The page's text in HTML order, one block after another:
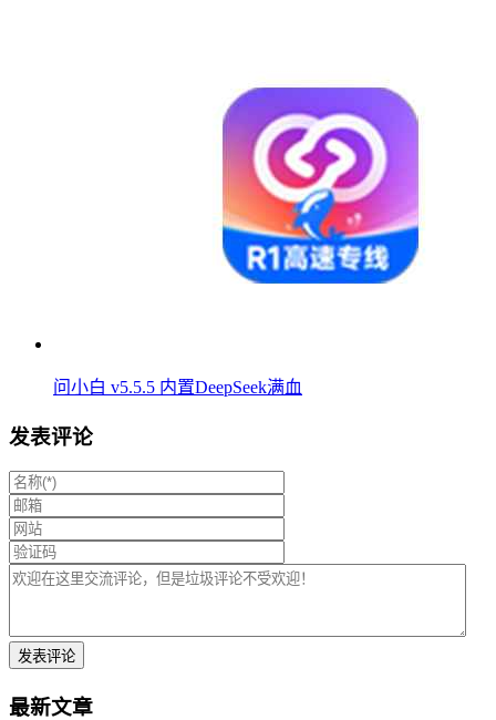
问小白 v5.5.5 内置DeepSeek满血
发表评论
最新文章